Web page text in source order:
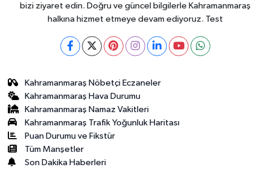
bizi ziyaret edin. Doğru ve güncel bilgilerle Kahramanmaraş
halkına hizmet etmeye devam ediyoruz. Test
Kahramanmaraş Nöbetçi Eczaneler
Kahramanmaraş Hava Durumu
Kahramanmaraş Namaz Vakitleri
Kahramanmaraş Trafik Yoğunluk Haritası
Puan Durumu ve Fikstür
Tüm Manşetler
Son Dakika Haberleri